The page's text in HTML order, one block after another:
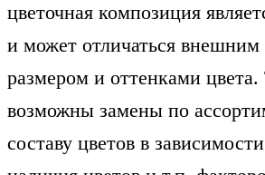
цветочная композиция
и может отличаться внешним
размером и оттенками
возможны замены по
составу цветов в